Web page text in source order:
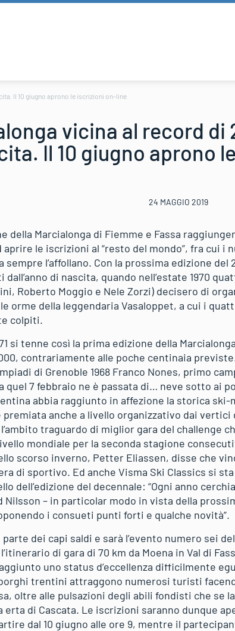
Il 10 giugno aprono le iscrizioni on-line
vicina al record
Il 10 giugno aprono
24 MAGGIO 2019
della Marcialonga di Fiemme e Fassa
aprire le iscrizioni al “resto del mondo”, fra cui
sempre l’affollano. Con la prossima edizione
dall’anno di nascita, quando nell’estate 1970
Roberto Moggio e Nele Zorzi) decisero di
orme della leggendaria Vasaloppet, a cui i
colpiti.
si tenne così la prima edizione della
contrariamente alle poche centinaia previste.
di Grenoble 1968 Franco Nones, primo
quel 7 febbraio ne è passata di… neve sotto ai
abbia raggiunto in affezione la storica ski-
anche a livello organizzativo dai vertici
traguardo di miglior gara del challenge
mondiale per la seconda stagione
scorso inverno, Petter Eliassen, disse che
di sportivo. Ed anche Visma Ski Classics si
dell’edizione del decennale: “Ogni anno
Nilsson – in particolar modo in vista della
i consueti punti forti e qualche novità”.
parte dei capi saldi e sarà l’evento numero sei
di gara di 70 km da Moena in Val di
uno status d’eccellenza difficilmente
trentini attraggono numerosi turisti
oltre alle pulsazioni degli abili fondisti che se
erta di Cascata. Le iscrizioni saranno dunque
dal 10 giugno alle ore 9, mentre il